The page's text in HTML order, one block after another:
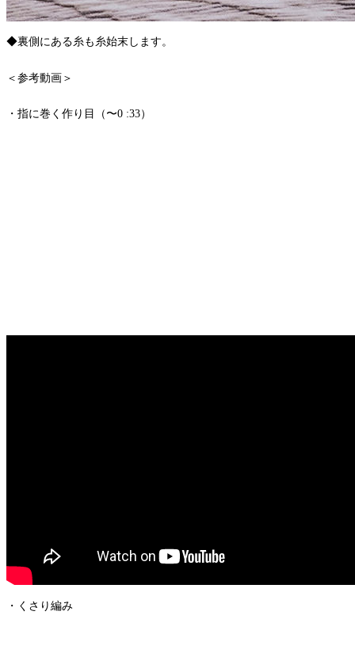
◆裏側にある糸も糸始末します。
＜参考動画＞
・指に巻く作り目（〜0 :33）
・くさり編み